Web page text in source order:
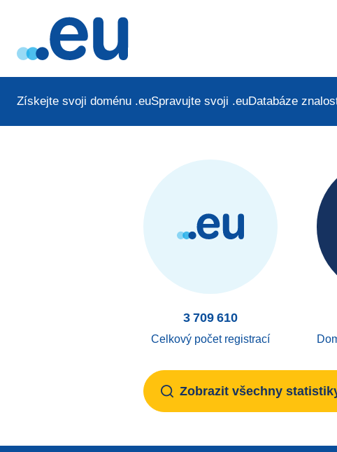
Získejte svoji doménu .euSpravujte svoji .euDatabáze
3 709 610
Celkový počet registrací
Zobrazit všechny